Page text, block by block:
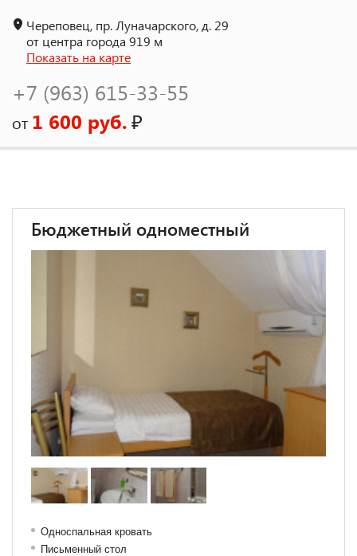
Череповец, пр. Луначарского, д. 29
от центра города 919 м
Показать на карте
+7 (963) 615-33-55
от 1 600 руб.₽
Бюджетный одноместный
Односпальная кровать
Письменный стол